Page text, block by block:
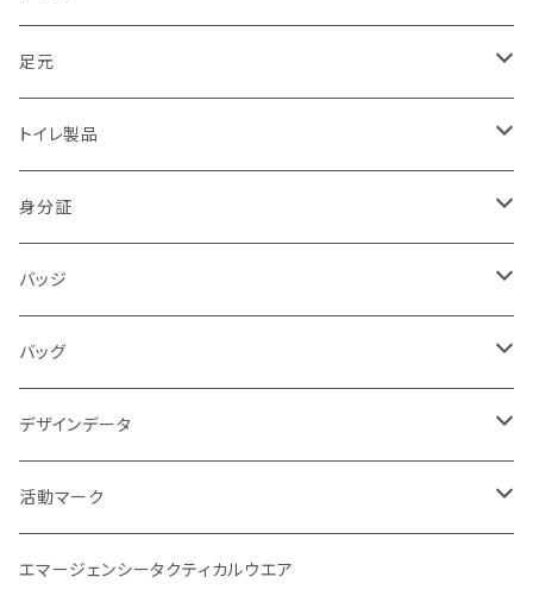
ドローン隊
防犯・警戒・警防活動隊
警察犬・検索犬・救助犬
消防
災害時支援
サバイバルゲーム
企画室
ひざ
パンツ
足元
ブーツ
中敷
トイレ製品
簡易式
使い捨て
身分証
バッジ
災害時医療情報カード
バッジ
POLICE
映画
活動証
身分証
オフィシャル
バッグ
キャラクター
刺繍パッチ
1点もの
デザインデータ
活動マーク
POLICE EYE
活動マーク
トレードマーク
エマージェンシータクティカルウエア